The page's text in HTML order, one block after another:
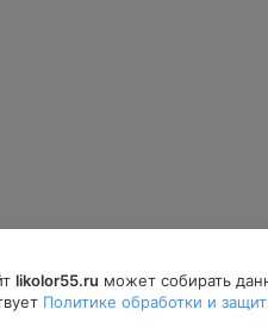
likolor55.ru может собирать
Политике обработки и